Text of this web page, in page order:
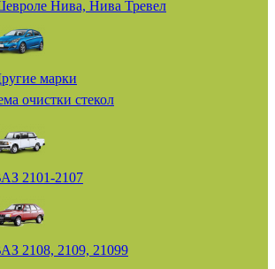
Нива, Нива Тревел
марки
очистки стекол
2101-2107
2108, 2109, 21099